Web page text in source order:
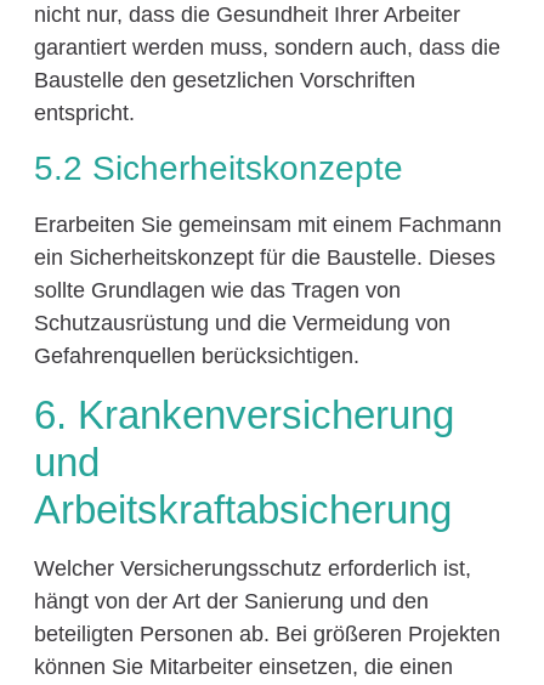
nicht nur, dass die Gesundheit Ihrer Arbeiter
garantiert werden muss, sondern auch, dass die
Baustelle den gesetzlichen Vorschriften
entspricht.
5.2 Sicherheitskonzepte
Erarbeiten Sie gemeinsam mit einem Fachmann
ein Sicherheitskonzept für die Baustelle. Dieses
sollte Grundlagen wie das Tragen von
Schutzausrüstung und die Vermeidung von
Gefahrenquellen berücksichtigen.
6. Krankenversicherung
und
Arbeitskraftabsicherung
Welcher Versicherungsschutz erforderlich ist,
hängt von der Art der Sanierung und den
beteiligten Personen ab. Bei größeren Projekten
können Sie Mitarbeiter einsetzen, die einen